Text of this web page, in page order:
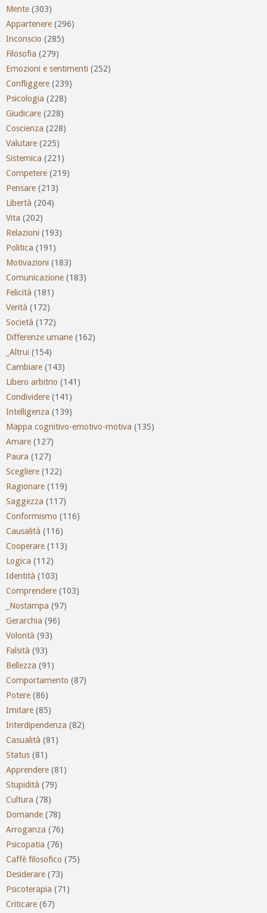
Mente (303)
Appartenere (296)
Inconscio (285)
Filosofia (279)
Emozioni e sentimenti (252)
Confliggere (239)
Psicologia (228)
Giudicare (228)
Coscienza (228)
Valutare (225)
Sistemica (221)
Competere (219)
Pensare (213)
Libertà (204)
Vita (202)
Relazioni (193)
Politica (191)
Motivazioni (183)
Comunicazione (183)
Felicità (181)
Verità (172)
Società (172)
Differenze umane (162)
_Altrui (154)
Cambiare (143)
Libero arbitrio (141)
Condividere (141)
Intelligenza (139)
Mappa cognitivo-emotivo-motiva (135)
Amare (127)
Paura (127)
Scegliere (122)
Ragionare (119)
Saggezza (117)
Conformismo (116)
Causalità (116)
Cooperare (113)
Logica (112)
Identità (103)
Comprendere (103)
_Nostampa (97)
Gerarchia (96)
Volontà (93)
Falsità (93)
Bellezza (91)
Comportamento (87)
Potere (86)
Imitare (85)
Interdipendenza (82)
Casualità (81)
Status (81)
Apprendere (81)
Stupidità (79)
Cultura (78)
Domande (78)
Arroganza (76)
Psicopatia (76)
Caffè filosofico (75)
Desiderare (73)
Psicoterapia (71)
Criticare (67)